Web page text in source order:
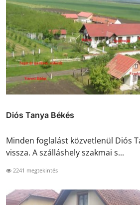
Diós Tanya Békés
Minden foglalást közvetlenül Diós
vissza. A szálláshely szakmai s...
2241 megtekintés